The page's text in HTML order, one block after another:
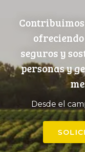
seguros y
personas y
Desde el